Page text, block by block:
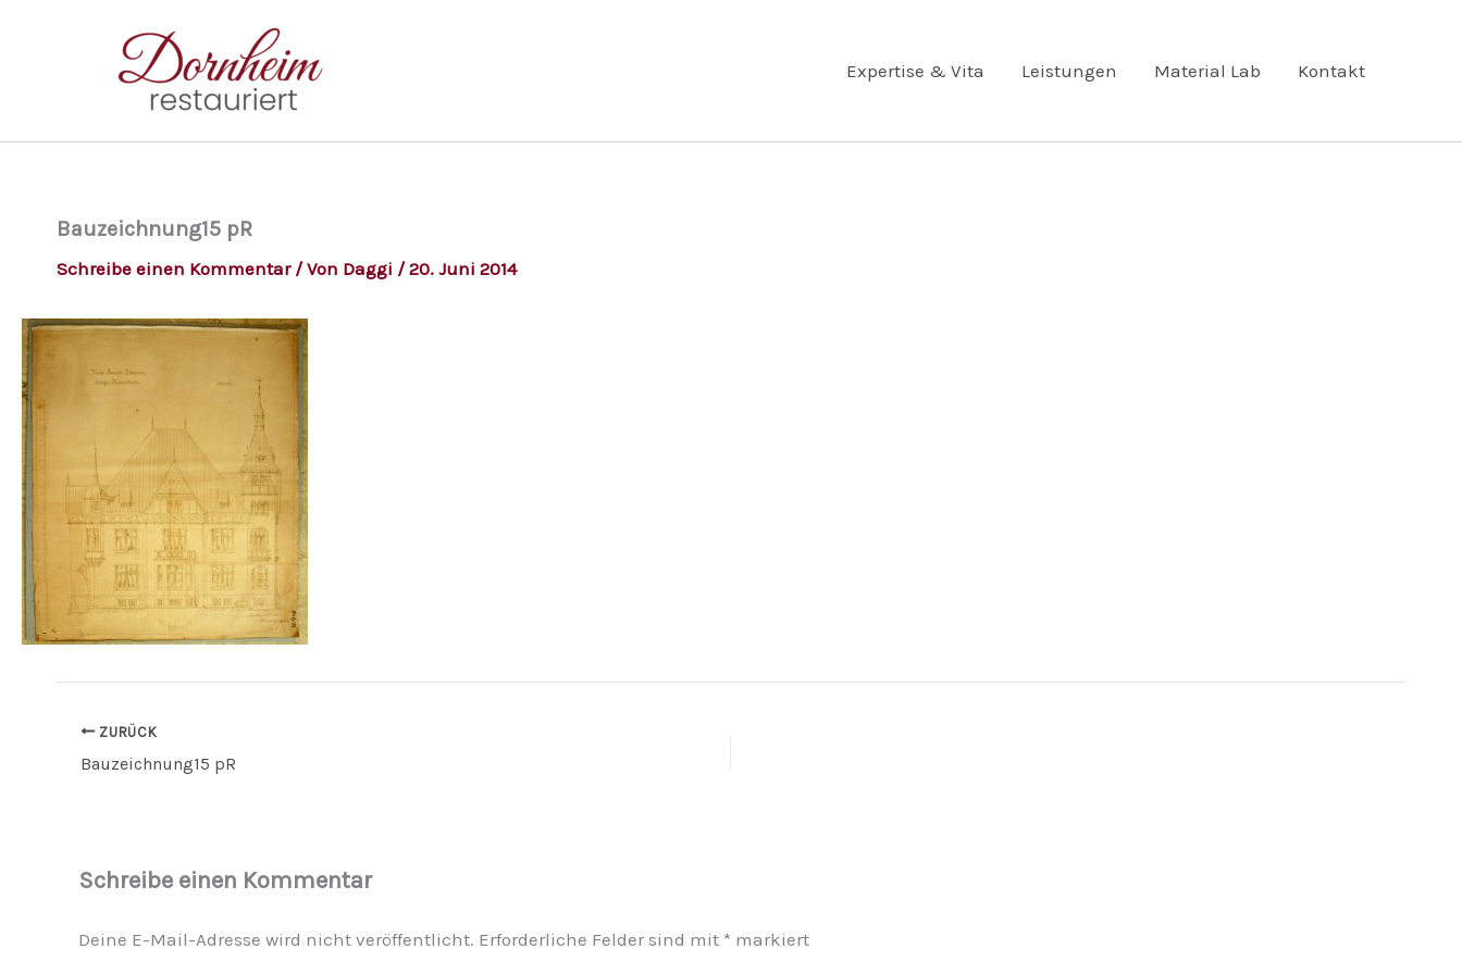
Expertise & Vita Leistungen Material Lab Kontakt
Bauzeichnung15 pR
Schreibe einen Kommentar / Von Daggi /20. Juni 2014
ZURÜCK
Bauzeichnung15 pR
Schreibe einen Kommentar
Deine E-Mail-Adresse wird nicht veröffentlicht. Erforderliche Felder sind mit * markiert